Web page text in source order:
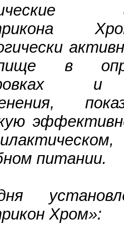
в
питании.
Хром»: